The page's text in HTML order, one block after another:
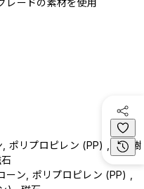
レードの素材を使用
ポリプロピレン (PP) , ABS樹
ン, ポリプロピレン (PP) ,